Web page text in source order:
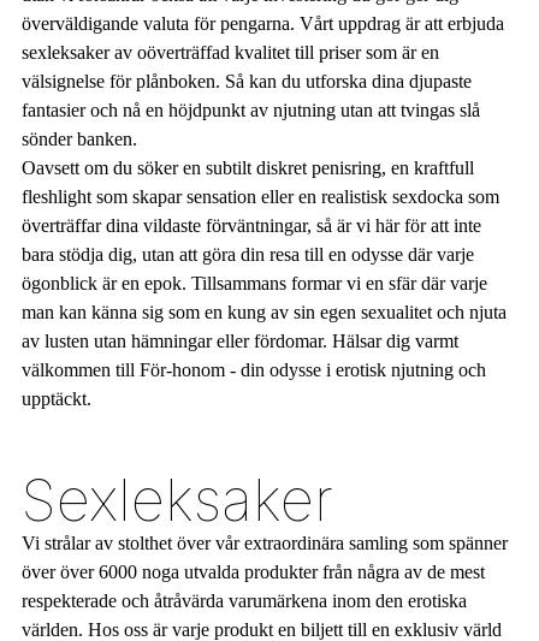
överväldigande valuta för pengarna. Vårt uppdrag är att erbjuda
sexleksaker av oöverträffad kvalitet till priser som är en
välsignelse för plånboken. Så kan du utforska dina djupaste
fantasier och nå en höjdpunkt av njutning utan att tvingas slå
sönder banken.
Oavsett om du söker en subtilt diskret penisring, en kraftfull
fleshlight som skapar sensation eller en realistisk sexdocka som
överträffar dina vildaste förväntningar, så är vi här för att inte
bara stödja dig, utan att göra din resa till en odysse där varje
ögonblick är en epok. Tillsammans formar vi en sfär där varje
man kan känna sig som en kung av sin egen sexualitet och njuta
av lusten utan hämningar eller fördomar. Hälsar dig varmt
välkommen till För-honom - din odysse i erotisk njutning och
upptäckt.
Sexleksaker
Vi strålar av stolthet över vår extraordinära samling som spänner
över över 6000 noga utvalda produkter från några av de mest
respekterade och åtråvärda varumärkena inom den erotiska
världen. Hos oss är varje produkt en biljett till en exklusiv värld